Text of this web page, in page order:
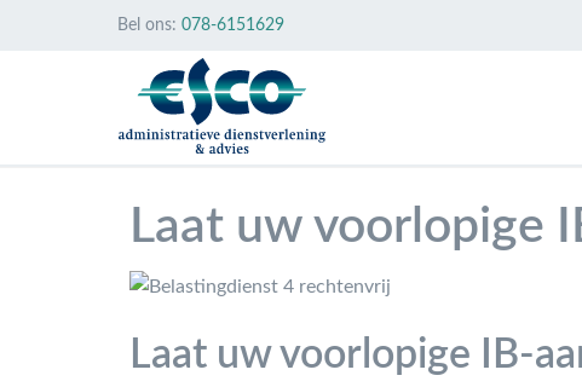
Bel ons: 078-6151629
Laat uw voorlopige
Laat uw voorlopige IB-